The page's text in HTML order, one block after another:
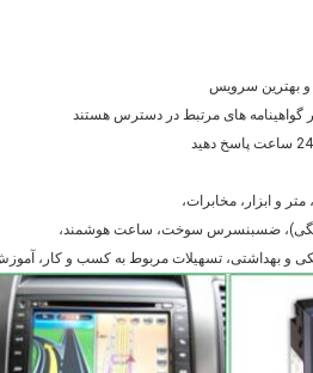
ضسبنسرس سوخت، ساعت هوشمند،
و بهداشتی، تسهیلات مربوط به کسب و کار،